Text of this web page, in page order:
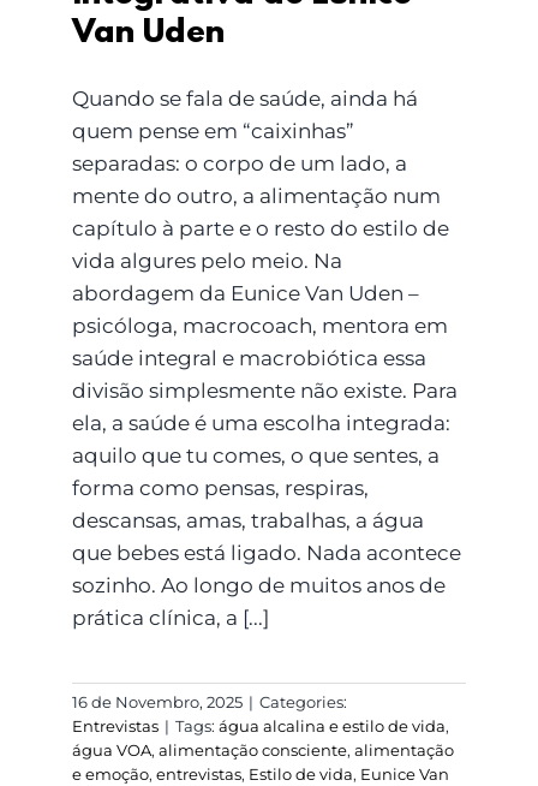
Van Uden
Quando se fala de saúde, ainda há
quem pense em “caixinhas”
separadas: o corpo de um lado, a
mente do outro, a alimentação num
capítulo à parte e o resto do estilo de
vida algures pelo meio. Na
abordagem da Eunice Van Uden –
psicóloga, macrocoach, mentora em
saúde integral e macrobiótica essa
divisão simplesmente não existe. Para
ela, a saúde é uma escolha integrada:
aquilo que tu comes, o que sentes, a
forma como pensas, respiras,
descansas, amas, trabalhas, a água
que bebes está ligado. Nada acontece
sozinho. Ao longo de muitos anos de
prática clínica, a [...]
16 de Novembro, 2025 | Categories:
Entrevistas | Tags: água alcalina e estilo de vida,
água VOA, alimentação consciente, alimentação
e emoção, entrevistas, Estilo de vida, Eunice Van